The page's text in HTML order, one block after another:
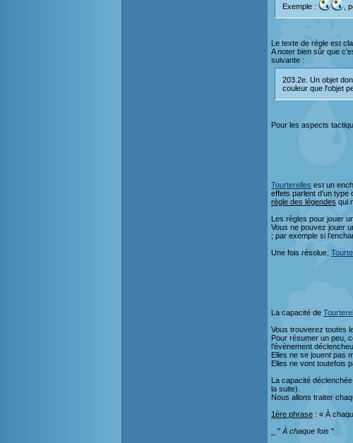
Exemple :
,
Le texte de règle est
A noter bien sûr que
suivante :
203.2e. Un objet
couleur que l'objet
Pour les aspects
Tourterelles est un
effets parlent d’un type
règle des légendes qui
Les règles pour jouer
Vous ne pouvez jouer
; par exemple si
Une fois résolue,
La capacité de
Vous trouverez toutes
Pour résumer un peu,
l’évènement
Elles ne se jouent pas
Elles ne vont toutefois
La capacité
la suite).
Nous allons traiter
1ère phrase : « À
_ " À chaque fois "